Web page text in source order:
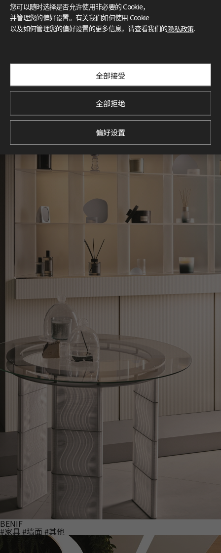
What These Certifications Mean
灵感画廊
BENIF
#家具 #墙面 #其他
您可以随时选择是否允许使用非必要的 Cookie，
并管理您的偏好设置。有关我们如何使用 Cookie
以及如何管理您的偏好设置的更多信息，请查看我们的隐私政策.
全部接受
全部拒绝
偏好设置